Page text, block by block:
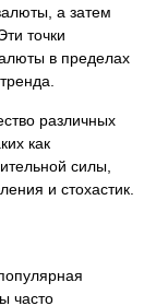
а затем
точки
в пределах
различных
как
силы,
и стохастик.
часто